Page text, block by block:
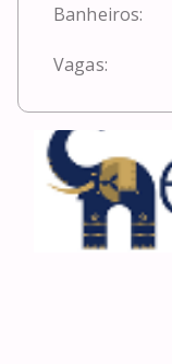
Banheiros:
Vagas: